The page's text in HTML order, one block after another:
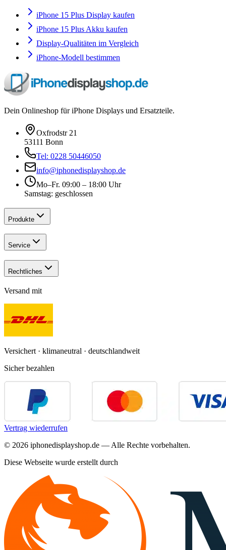
iPhone 15 Plus Display kaufen
iPhone 15 Plus Akku kaufen
Display-Qualitäten im Vergleich
iPhone-Modell bestimmen
Dein Onlineshop für iPhone Displays und Ersatzteile.
Oxfrodstr 21
53111 Bonn
Tel: 0228 50446050
info@iphonedisplayshop.de
Mo–Fr. 09:00 – 18:00 Uhr
Samstag: geschlossen
Produkte
Service
Rechtliches
Versand mit
Versichert · klimaneutral · deutschlandweit
Sicher bezahlen
Vertrag wiederrufen
© 2026 iphonedisplayshop.de — Alle Rechte vorbehalten.
Diese Webseite wurde erstellt durch